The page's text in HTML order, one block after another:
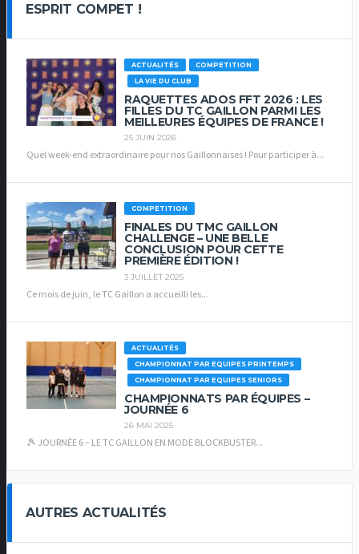
ESPRIT COMPET !
ACTUALITÉS
COMPETITION
LA VIE DU CLUB
RAQUETTES ADOS FFT 2026 : LES
FILLES DU TC GAILLON PARMI LES
MEILLEURES ÉQUIPES DE FRANCE !
25 JUIN 2026
Quel week-end extraordinaire pour nos Gaillonnaises ! Pour participer à...
COMPETITION
FINALES DU TMC GAILLON
CHALLENGE – UNE BELLE
CONCLUSION POUR CETTE
PREMIÈRE ÉDITION !
3 JUILLET 2025
Ce mois de juin, le TC Gaillon a accueilli les...
ACTUALITÉS
CHAMPIONNAT PAR EQUIPES PRINTEMPS
CHAMPIONNAT PAR EQUIPES SENIORS
CHAMPIONNATS PAR ÉQUIPES –
JOURNÉE 6
26 MAI 2025
🎾 JOURNÉE 6 – LE TC GAILLON EN MODE BLOCKBUSTER...
AUTRES ACTUALITÉS